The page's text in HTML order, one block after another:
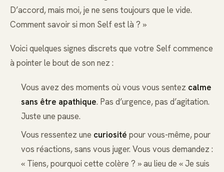
D’accord, mais moi, je ne sens toujours que le vide.
Comment savoir si mon Self est là ? »
Voici quelques signes discrets que votre Self commence
à pointer le bout de son nez :
Vous avez des moments où vous vous sentez calme
sans être apathique. Pas d’urgence, pas d’agitation.
Juste une pause.
Vous ressentez une curiosité pour vous-même, pour
vos réactions, sans vous juger. Vous vous demandez :
« Tiens, pourquoi cette colère ? » au lieu de « Je suis